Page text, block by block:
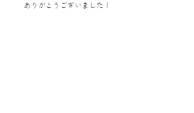
ありがとうございました！